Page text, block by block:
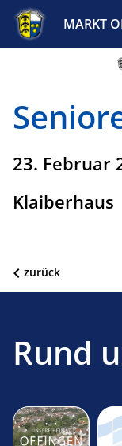
MARKT
23. Februar
Klaiberhaus
zurück
Rund